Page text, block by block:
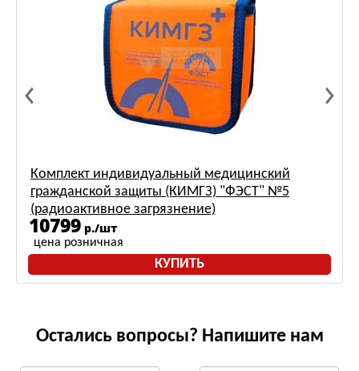
Комплект индивидуальный медицинский
гражданской защиты (КИМГЗ) "ФЭСТ" №5
(радиоактивное загрязнение)
10799 р./шт
цена розничная
КУПИТЬ
Остались вопросы? Напишите нам